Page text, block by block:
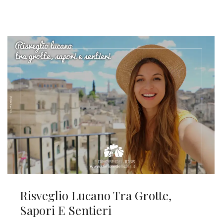
Risveglio Lucano Tra Grotte,
Sapori E Sentieri